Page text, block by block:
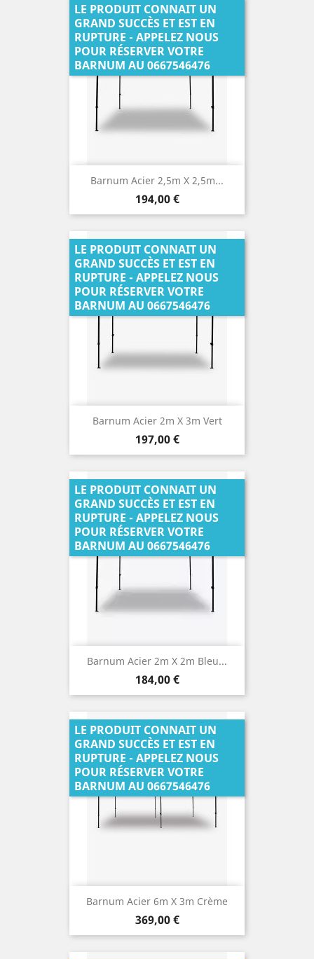
Barnum Acier 2,5m X 2,5m...
Prix
194,00 €
LE PRODUIT CONNAIT UN
GRAND SUCCÈS ET EST EN
RUPTURE - APPELEZ NOUS
POUR RÉSERVER VOTRE
BARNUM AU 0667546476
Barnum Acier 2m X 3m Vert
Prix
197,00 €
LE PRODUIT CONNAIT UN
GRAND SUCCÈS ET EST EN
RUPTURE - APPELEZ NOUS
POUR RÉSERVER VOTRE
BARNUM AU 0667546476
Barnum Acier 2m X 2m Bleu...
Prix
184,00 €
LE PRODUIT CONNAIT UN
GRAND SUCCÈS ET EST EN
RUPTURE - APPELEZ NOUS
POUR RÉSERVER VOTRE
BARNUM AU 0667546476
Barnum Acier 6m X 3m Crème
Prix
369,00 €
LE PRODUIT CONNAIT UN
GRAND SUCCÈS ET EST EN
RUPTURE - APPELEZ NOUS
POUR RÉSERVER VOTRE
BARNUM AU 0667546476